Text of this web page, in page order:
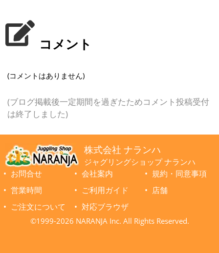
コメント
(コメントはありません)
(ブログ掲載後一定期間を過ぎたためコメント投稿受付
は終了しました)
株式会社 ナランハ
ジャグリングショップ ナランハ
お問合せ
会社案内
規約・同意事項
営業時間
ご利用ガイド
店舗
ご注文について
対応ブラウザ
©1999-2026 NARANJA Inc. All Rights Reserved.